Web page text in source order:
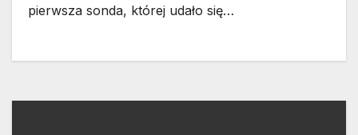
pierwsza sonda, której udało się…